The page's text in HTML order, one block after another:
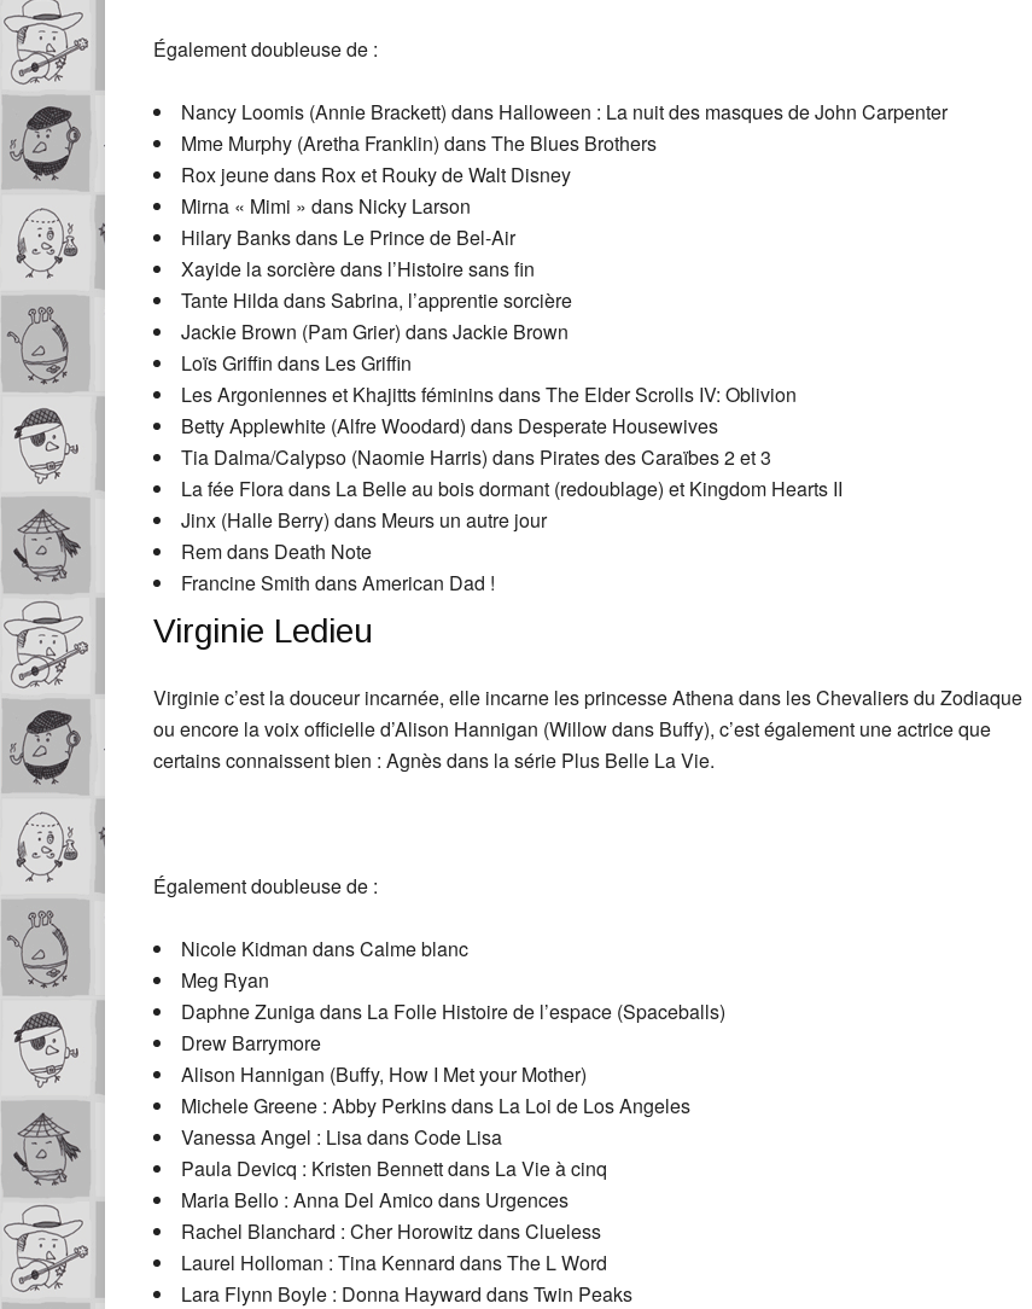
Également doubleuse de :
Nancy Loomis (Annie Brackett) dans Halloween : La nuit des masques de John Carpenter
Mme Murphy (Aretha Franklin) dans The Blues Brothers
Rox jeune dans Rox et Rouky de Walt Disney
Mirna « Mimi » dans Nicky Larson
Hilary Banks dans Le Prince de Bel-Air
Xayide la sorcière dans l’Histoire sans fin
Tante Hilda dans Sabrina, l’apprentie sorcière
Jackie Brown (Pam Grier) dans Jackie Brown
Loïs Griffin dans Les Griffin
Les Argoniennes et Khajitts féminins dans The Elder Scrolls IV: Oblivion
Betty Applewhite (Alfre Woodard) dans Desperate Housewives
Tia Dalma/Calypso (Naomie Harris) dans Pirates des Caraïbes 2 et 3
La fée Flora dans La Belle au bois dormant (redoublage) et Kingdom Hearts II
Jinx (Halle Berry) dans Meurs un autre jour
Rem dans Death Note
Francine Smith dans American Dad !
Virginie Ledieu
Virginie c’est la douceur incarnée, elle incarne les princesse Athena dans les Chevaliers du Zodiaque
ou encore la voix officielle d’Alison Hannigan (Willow dans Buffy), c’est également une actrice que
certains connaissent bien : Agnès dans la série Plus Belle La Vie.
Également doubleuse de :
Nicole Kidman dans Calme blanc
Meg Ryan
Daphne Zuniga dans La Folle Histoire de l’espace (Spaceballs)
Drew Barrymore
Alison Hannigan (Buffy, How I Met your Mother)
Michele Greene : Abby Perkins dans La Loi de Los Angeles
Vanessa Angel : Lisa dans Code Lisa
Paula Devicq : Kristen Bennett dans La Vie à cinq
Maria Bello : Anna Del Amico dans Urgences
Rachel Blanchard : Cher Horowitz dans Clueless
Laurel Holloman : Tina Kennard dans The L Word
Lara Flynn Boyle : Donna Hayward dans Twin Peaks